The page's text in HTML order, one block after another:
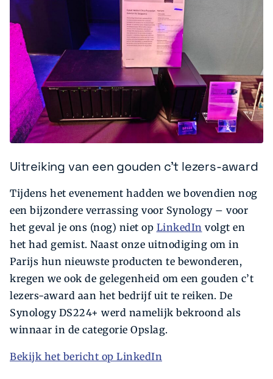
Uitreiking van een gouden c't lezers-award
Tijdens het evenement hadden we bovendien nog
een bijzondere verrassing voor Synology – voor
het geval je ons (nog) niet op LinkedIn volgt en
het had gemist. Naast onze uitnodiging om in
Parijs hun nieuwste producten te bewonderen,
kregen we ook de gelegenheid om een gouden c’t
lezers-award aan het bedrijf uit te reiken. De
Synology DS224+ werd namelijk bekroond als
winnaar in de categorie Opslag.
Bekijk het bericht op LinkedIn